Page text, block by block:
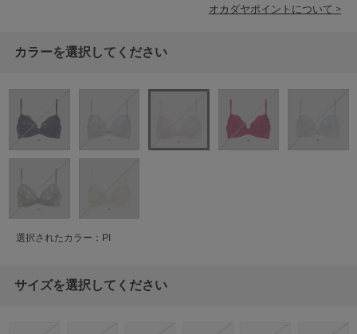
オカダヤポイントについて >
カラーを選択してください
選択されたカラー：PI
サイズを選択してください